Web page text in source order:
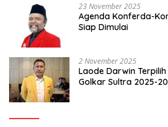
23 November 2025
Agenda Konferda-
Siap Dimulai
2 November 2025
Laode Darwin
Golkar Sultra 2025-